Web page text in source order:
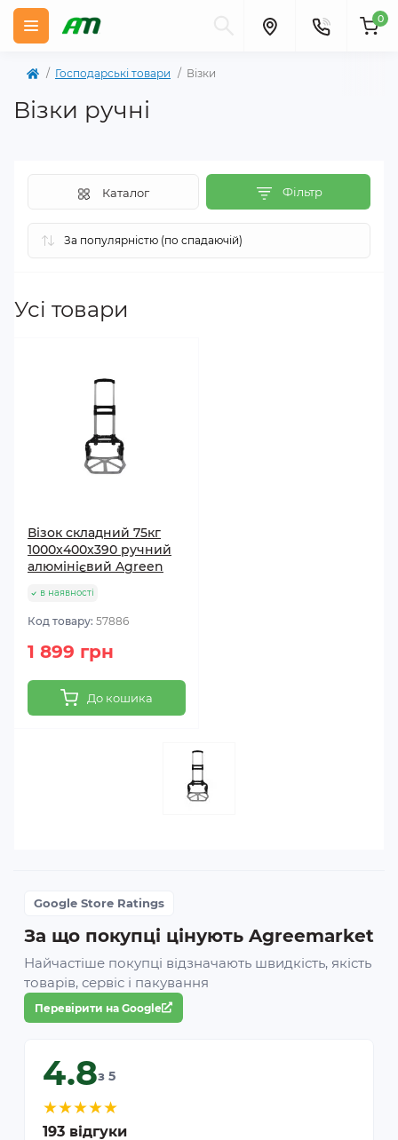
0
Господарські товари Візки
Візки ручні
Фільтр
Каталог
Усі товари
Візок складний 75кг
1000x400x390 ручний
алюмінієвий Agreen
в наявності
Код товару: 57886
1 899 грн
До кошика
Google Store Ratings
За що покупці цінують Agreemarket
Найчастіше покупці відзначають швидкість, якість
товарів, сервіс і пакування
Перевірити на Google
4.8з 5
★★★★★
193 відгуки